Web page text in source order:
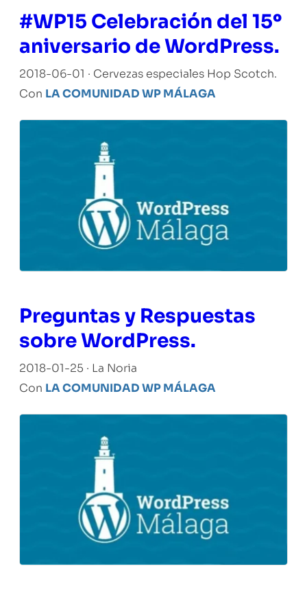
#WP15 Celebración del 15º
aniversario de WordPress.
2018-06-01 · Cervezas especiales Hop Scotch.
Con LA COMUNIDAD WP MÁLAGA
Preguntas y Respuestas
sobre WordPress.
2018-01-25 · La Noria
Con LA COMUNIDAD WP MÁLAGA